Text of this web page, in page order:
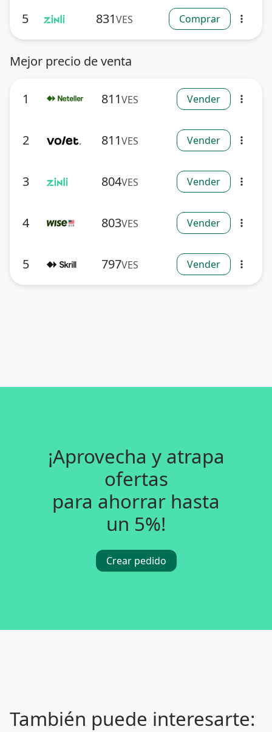
5 831VES Comprar more_vert
Mejor precio de venta
1 811VES Vender more_vert
2 811VES Vender more_vert
3 804VES Vender more_vert
4 803VES Vender more_vert
5 797VES Vender more_vert
¡Aprovecha y atrapa
ofertas
para ahorrar hasta
un 5%!
Crear pedido
También puede interesarte: